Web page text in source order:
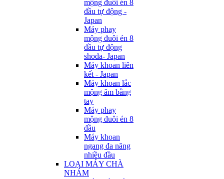
mộng đuôi én 8
đầu tự động -
Japan
Máy phay
mộng đuôi én 8
đầu tự động
shoda- Japan
Máy khoan liên
kết - Japan
Máy khoan lắc
mộng âm bằng
tay
Máy phay
mộng đuôi én 8
đầu
Máy khoan
ngang đa năng
nhiều đầu
LOẠI MÁY CHÀ
NHÁM